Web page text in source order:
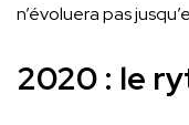
n’évoluera pas
2020 : le